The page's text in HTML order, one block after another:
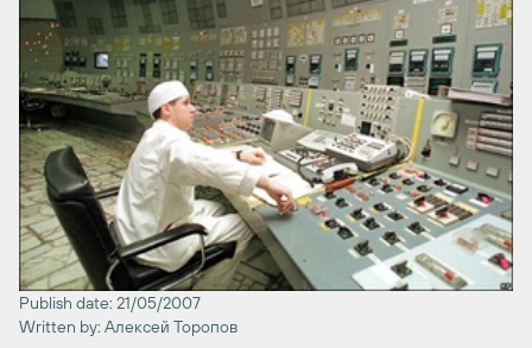
Publish date: 21/05/2007
Written by: Алексей Торопов